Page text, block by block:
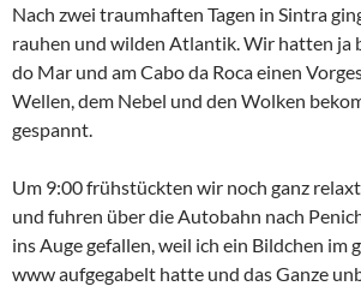
Nach zwei traumhaften Tagen in Sintra
rauhen und wilden Atlantik. Wir hatten ja
do Mar und am Cabo da Roca einen
Wellen, dem Nebel und den Wolken
gespannt.
Um 9:00 frühstückten wir noch ganz
und fuhren über die Autobahn nach
ins Auge gefallen, weil ich ein Bildchen im
www aufgegabelt hatte und das Ganze